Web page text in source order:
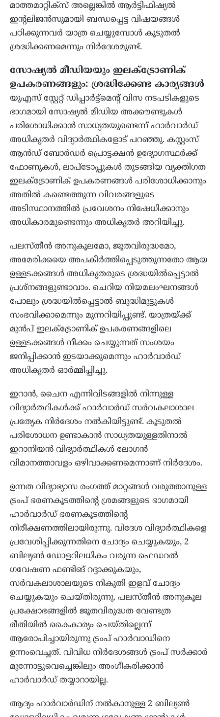
മാത്തമാറ്റിക്സ് അല്ലെങ്കിൽ ആർട്ടിഫിഷ്യൽ
ഇന്റലിജൻസുമായി ബന്ധപ്പെട്ട വിഷയങ്ങൾ
പഠിക്കുന്നവർ യാത്ര ചെയ്യുമ്പോൾ കൂടുതൽ
ശ്രദ്ധിക്കണമെന്നും നിർദേശമുണ്ട്.
സോഷ്യൽ മീഡിയയും ഇലക്ട്രോണിക്
ഉപകരണങ്ങളും: ശ്രദ്ധിക്കേണ്ട കാര്യങ്ങൾ
യുഎസ് സ്റ്റേറ്റ് ഡിപ്പാർട്ട്‌മെൻ്റ് വിസ നടപടികളുടെ
ഭാഗമായി സോഷ്യൽ മീഡിയ അക്കൗണ്ടുകൾ
പരിശോധിക്കാൻ സാധ്യതയുണ്ടെന്ന് ഹാർവാർഡ്
അധികൃതർ വിദ്യാർത്ഥികളോട് പറഞ്ഞു. കസ്റ്റംസ്
ആൻഡ് ബോർഡർ പ്രൊട്ടക്ഷൻ ഉദ്യോഗസ്ഥർക്ക്
ഫോണുകൾ, ലാപ്ടോപ്പുകൾ തുടങ്ങിയ വ്യക്തിഗത
ഇലക്ട്രോണിക് ഉപകരണങ്ങൾ പരിശോധിക്കാനും
അതിൽ കണ്ടെത്തുന്ന വിവരങ്ങളുടെ
അടിസ്ഥാനത്തിൽ പ്രവേശനം നിഷേധിക്കാനും
അധികാരമുണ്ടെന്നും അധികൃതർ അറിയിച്ചു.
പലസ്തീൻ അനുകൂലമോ, ജൂതവിരുദ്ധമോ,
അമേരിക്കയെ അപകീർത്തിപ്പെടുത്തുന്നതോ ആയ
ഉള്ളടക്കങ്ങൾ അധികൃതരുടെ ശ്രദ്ധയിൽപ്പെട്ടാൽ
പ്രശ്നങ്ങളുണ്ടാവാം. ചെറിയ നിയമലംഘനങ്ങൾ
പോലും ശ്രദ്ധയിൽപ്പെട്ടാൽ ബുദ്ധിമുട്ടുകൾ
സംഭവിക്കാമെന്നും മുന്നറിയിപ്പുണ്ട്. യാത്രയ്ക്ക്
മുൻപ് ഇലക്ട്രോണിക് ഉപകരണങ്ങളിലെ
ഉള്ളടക്കങ്ങൾ നീക്കം ചെയ്യുന്നത് സംശയം
ജനിപ്പിക്കാൻ ഇടയാക്കുമെന്നും ഹാർവാർഡ്
അധികൃതർ ഓർമ്മിപ്പിച്ചു.
ഇറാൻ, ചൈന എന്നിവിടങ്ങളിൽ നിന്നുള്ള
വിദ്യാർത്ഥികൾക്ക് ഹാർവാർഡ് സർവകലാശാല
പ്രത്യേക നിർദേശം നൽകിയിട്ടുണ്ട്. കൂടുതൽ
പരിശോധന ഉണ്ടാകാൻ സാധ്യതയുള്ളതിനാൽ
ഇറാനിയൻ വിദ്യാർത്ഥികൾ ലോഗൻ
വിമാനത്താവളം ഒഴിവാക്കണമെന്നാണ് നിർദേശം.
ഉന്നത വിദ്യാഭ്യാസ രംഗത്ത് മാറ്റങ്ങൾ വരുത്താനുള്ള
ട്രംപ് ഭരണകൂടത്തിന്റെ ശ്രമങ്ങളുടെ ഭാഗമായി
ഹാർവാർഡ് ഭരണകൂടത്തിന്റെ
നിരീക്ഷണത്തിലായിരുന്നു. വിദേശ വിദ്യാർത്ഥികളെ
പ്രവേശിപ്പിക്കുന്നതിനെ ചോദ്യം ചെയ്യുകയും, 2
ബില്യൺ ഡോളറിലധികം വരുന്ന ഫെഡറൽ
ഗവേഷണ ഫണ്ടിങ് റദ്ദാക്കുകയും,
സർവകലാശാലയുടെ നികുതി ഇളവ് ചോദ്യം
ചെയ്യുകയും ചെയ്തിരുന്നു. പലസ്തീൻ അനുകൂല
പ്രക്ഷോഭങ്ങളിൽ ജൂതവിരുദ്ധത വേണ്ടത്ര
രീതിയിൽ കൈകാര്യം ചെയ്തില്ലെന്ന്
ആരോപിച്ചായിരുന്നു ട്രംപ് ഹാർവാഡിനെ
ഉന്നംവെച്ചത്. വിവിധ നിർദേശങ്ങൾ ട്രംപ് സർക്കാർ
മുന്നോട്ടുവെച്ചെങ്കിലും അംഗീകരിക്കാൻ
ഹാർവാർഡ് തയ്യാറായില്ല.
ആദ്യം ഹാർവാർഡിന് നൽകാനുള്ള 2 ബില്യൺ